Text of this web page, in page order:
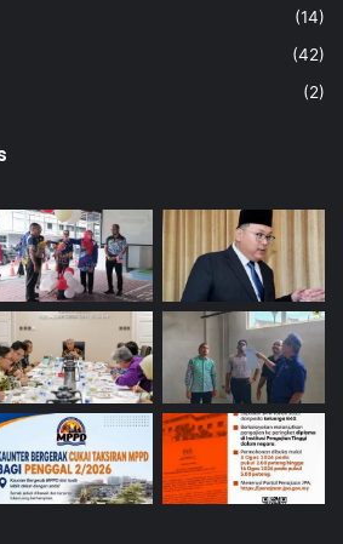
(14)
(42)
(2)